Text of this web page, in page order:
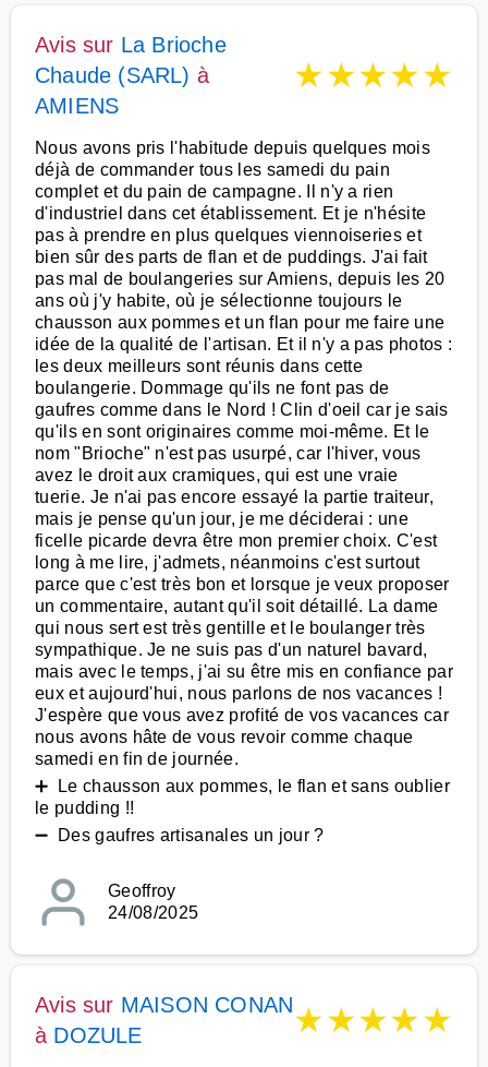
Avis sur La Brioche
Chaude (SARL) à
AMIENS
★★★★★
Nous avons pris l'habitude depuis quelques mois
déjà de commander tous les samedi du pain
complet et du pain de campagne. Il n'y a rien
d'industriel dans cet établissement. Et je n'hésite
pas à prendre en plus quelques viennoiseries et
bien sûr des parts de flan et de puddings. J'ai fait
pas mal de boulangeries sur Amiens, depuis les 20
ans où j'y habite, où je sélectionne toujours le
chausson aux pommes et un flan pour me faire une
idée de la qualité de l'artisan. Et il n'y a pas photos :
les deux meilleurs sont réunis dans cette
boulangerie. Dommage qu'ils ne font pas de
gaufres comme dans le Nord ! Clin d'oeil car je sais
qu'ils en sont originaires comme moi-même. Et le
nom "Brioche" n'est pas usurpé, car l'hiver, vous
avez le droit aux cramiques, qui est une vraie
tuerie. Je n'ai pas encore essayé la partie traiteur,
mais je pense qu'un jour, je me déciderai : une
ficelle picarde devra être mon premier choix. C'est
long à me lire, j'admets, néanmoins c'est surtout
parce que c'est très bon et lorsque je veux proposer
un commentaire, autant qu'il soit détaillé. La dame
qui nous sert est très gentille et le boulanger très
sympathique. Je ne suis pas d'un naturel bavard,
mais avec le temps, j'ai su être mis en confiance par
eux et aujourd'hui, nous parlons de nos vacances !
J'espère que vous avez profité de vos vacances car
nous avons hâte de vous revoir comme chaque
samedi en fin de journée.
➕ Le chausson aux pommes, le flan et sans oublier
le pudding !!
➖ Des gaufres artisanales un jour ?
Geoffroy
24/08/2025
Avis sur MAISON CONAN
à DOZULE ★★★★★